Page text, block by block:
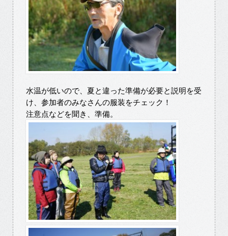
水温が低いので、夏と違った準備が必要と説明を受
け、参加者のみなさんの服装をチェック！
注意点などを聞き、準備。